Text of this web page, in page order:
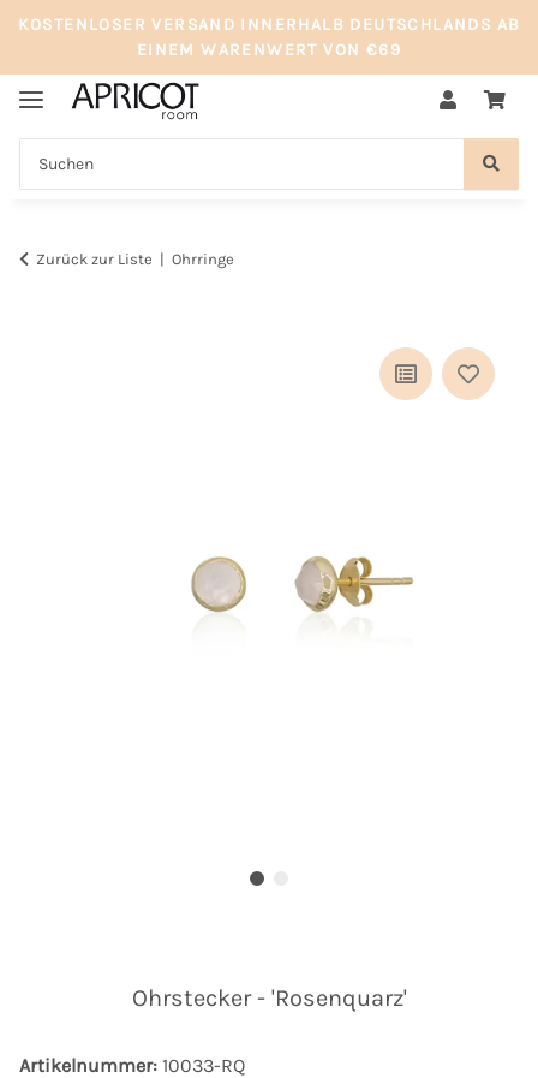
KOSTENLOSER VERSAND INNERHALB DEUTSCHLANDS AB
EINEM WARENWERT VON €69
Zurück zur Liste Ohrringe
Ohrstecker - 'Rosenquarz'
Artikelnummer: 10033-RQ